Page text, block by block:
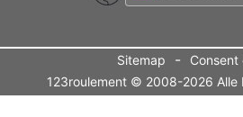
Sitemap -
Consent
123roulement © 2008-2026 Alle